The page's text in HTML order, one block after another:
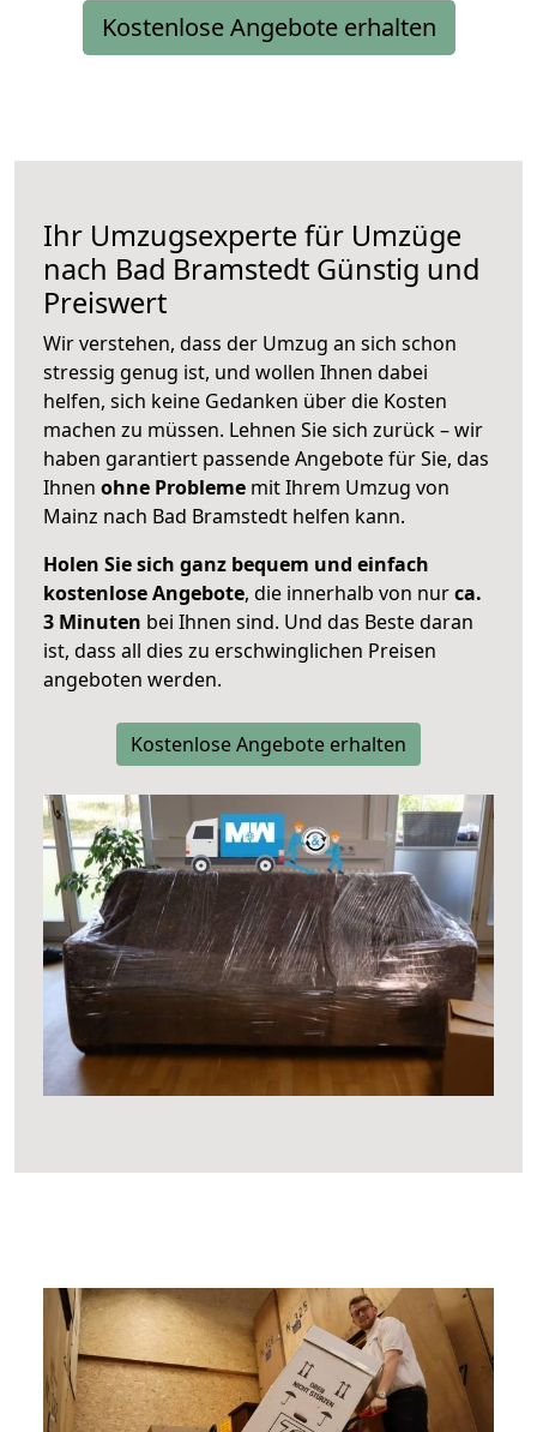
Kostenlose Angebote erhalten
Ihr Umzugsexperte für Umzüge
nach Bad Bramstedt Günstig und
Preiswert
Wir verstehen, dass der Umzug an sich schon
stressig genug ist, und wollen Ihnen dabei
helfen, sich keine Gedanken über die Kosten
machen zu müssen. Lehnen Sie sich zurück – wir
haben garantiert passende Angebote für Sie, das
Ihnen ohne Probleme mit Ihrem Umzug von
Mainz nach Bad Bramstedt helfen kann.
Holen Sie sich ganz bequem und einfach
kostenlose Angebote, die innerhalb von nurca.
3 Minuten bei Ihnen sind. Und das Beste daran
ist, dass all dies zu erschwinglichen Preisen
angeboten werden.
Kostenlose Angebote erhalten